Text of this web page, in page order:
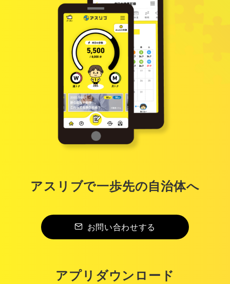
アスリブで一歩先の自治体へ
お問い合わせする
アプリダウンロード